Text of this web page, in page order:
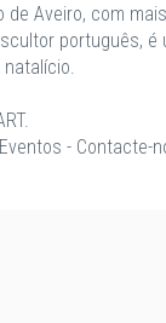
de Aveiro, com
português, é
- Contacte-